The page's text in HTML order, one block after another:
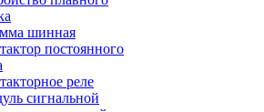
шинная
постоянного
реле
сигнальной